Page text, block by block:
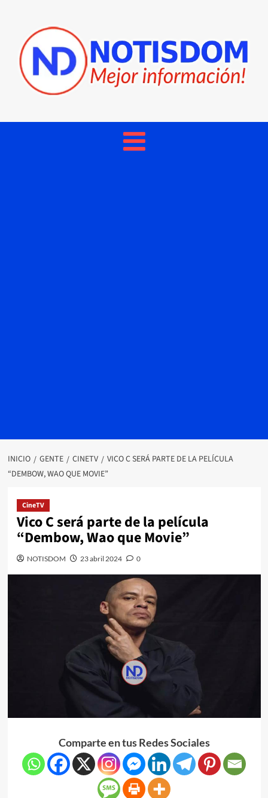
INICIO GENTE CINETV
VICO C SERÁ PARTE DE LA PELÍCULA
“DEMBOW, WAO QUE MOVIE”
CineTV
Vico C será parte de la película
“Dembow, Wao que Movie”
NOTISDOM 23 abril 2024 0
Comparte en tus Redes Sociales